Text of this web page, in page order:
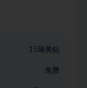
15琦美钻
免费